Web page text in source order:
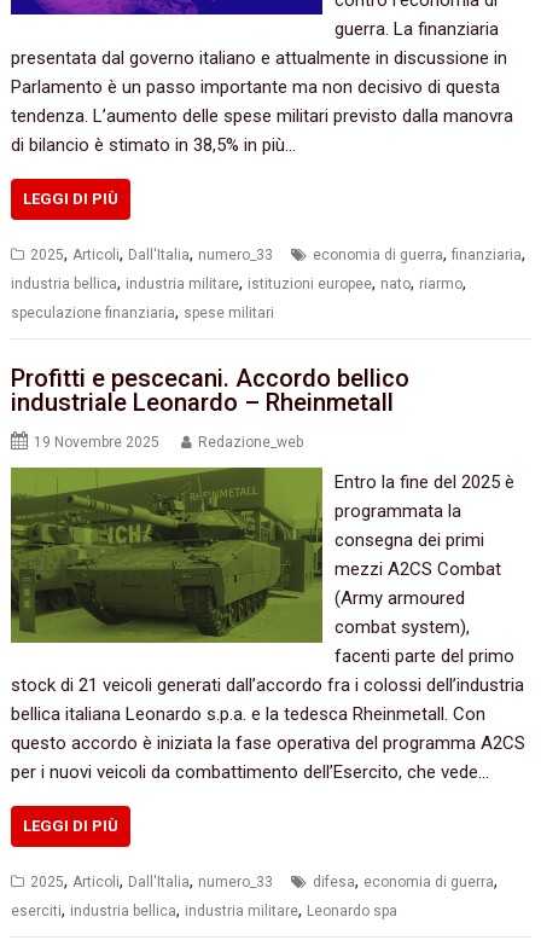
guerra. La finanziaria
presentata dal governo italiano e attualmente in discussione in
Parlamento è un passo importante ma non decisivo di questa
tendenza. L’aumento delle spese militari previsto dalla manovra
di bilancio è stimato in 38,5% in più…
LEGGI DI PIÙ
2025, Articoli, Dall'Italia, numero_33 economia di guerra,finanziaria,
industria bellica, industria militare, istituzioni europee, nato, riarmo,
speculazione finanziaria, spese militari
Profitti e pescecani. Accordo bellico
industriale Leonardo – Rheinmetall
19 Novembre 2025 Redazione_web
Entro la fine del 2025 è
programmata la
consegna dei primi
mezzi A2CS Combat
(Army armoured
combat system),
facenti parte del primo
stock di 21 veicoli generati dall’accordo fra i colossi dell’industria
bellica italiana Leonardo s.p.a. e la tedesca Rheinmetall. Con
questo accordo è iniziata la fase operativa del programma A2CS
per i nuovi veicoli da combattimento dell’Esercito, che vede…
LEGGI DI PIÙ
2025,Articoli, Dall'Italia, numero_33 difesa, economia di guerra,
eserciti, industria bellica, industria militare, Leonardo spa